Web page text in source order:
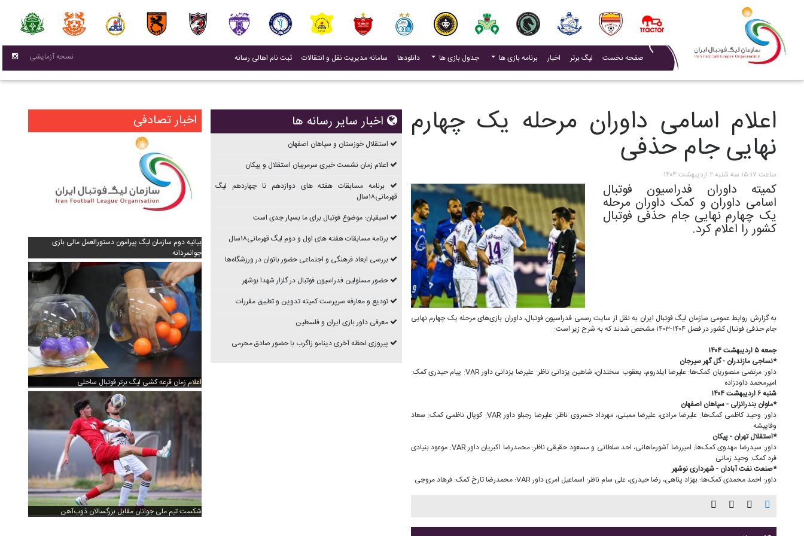
صفحه نخست لیگ برتر اخبار(current) برنامه بازی ها جدول بازی ها دانلودها سامانه مدیریت نقل و انتقالات
(current) ثبت نام اهالی رسانه
(current) نسحه آزمایشی
اعلام اسامی داوران مرحله یک چهارم
نهایی جام حذفی
ساعت ۱۵:۱۷ سه شنبه ۲ اردیبهشت ۱۴۰۴
کمیته داوران فدراسیون فوتبال
اسامی داوران و کمک داوران مرحله
یک چهارم نهایی جام حذفی فوتبال
کشور را اعلام کرد.
به گزارش روابط عمومی سازمان لیگ فوتبال ایران به نقل از سایت رسمی فدراسیون فوتبال، داوران بازی‌های مرحله یک چهارم نهایی
جام حذفی فوتبال کشور در فصل ۱۴۰۴-۱۴۰۳ مشخص شدند که به شرح زیر است:
جمعه ۵ اردیبهشت ۱۴۰۴
*نساجی مازندران - گل گهر سیرجان
داور: مرتضی منصوریان کمک‌ها: علیرضا ایلدروم، یعقوب سخندان، شاهین یزدانی ناظر: علیرضا یزدانی داور VAR: پیام حیدری کمک:
امیرمحمد داودزاده
شنبه ۶ اردیبهشت ۱۴۰۴
*ملوان بندرانزلی - سپاهان اصفهان
داور: وحید کاظمی کمک‌ها: علیرضا مرادی، علیرضا ممبنی، مهرداد خسروی ناظر: علیرضا رجبلو داور VAR: کوپال ناظمی کمک: سعاد
وفاپیشه
*استقلال تهران - پیکان
داور: سیدرضا مهدوی کمک‌ها: امیررضا آشور‌ماهانی، احد سلطانی و مسعود حقیقی ناظر: محمدرضا اکبریان داور VAR: موعود بنیادی
فرد کمک: وحید زمانی
*صنعت نفت آبادان - شهرداری نوشهر
داور: احمد محمدی کمک‌ها: بهزاد پناهی، رضا حیدری، علی سام ناظر: اسماعیل امری داور VAR: محمدرضا تارخ کمک: فرهاد مروجی
اخبار سایر رسانه ها
استقلال خوزستان و سپاهان اصفهان
اعلام زمان نشست خبری سرمربیان استقلال و پیکان
برنامه مسابقات هفته های دوازدهم تا چهاردهم ليگ
قهرمانی۱۸سال
اسبقیان: موضوع فوتبال برای ما بسیار جدی است
برنامه مسابقات هفته های اول و دوم ليگ قهرمانی۱۸سال
بررسی ابعاد فرهنگی و اجتماعی حضور بانوان در ورزشگاه‌ها
حضور مسئولین فدراسیون فوتبال در گلزار شهدا بوشهر
تودیع و معارفه سرپرست کمیته تدوین و تطبیق مقررات
معرفی داور بازی ایران و فلسطین
پیروزی لحظه آخری دینامو زاگرب با حضور صادق محرمی
اخبار تصادفی
بیانیه دوم سازمان لیگ پیرامون دستورالعمل مالی بازی
جوانمردانه
اعلام زمان قرعه کشی لیگ برتر فوتبال ساحلی
شکست تیم ملی جوانان مقابل بزرگسالان ذوب‌آهن